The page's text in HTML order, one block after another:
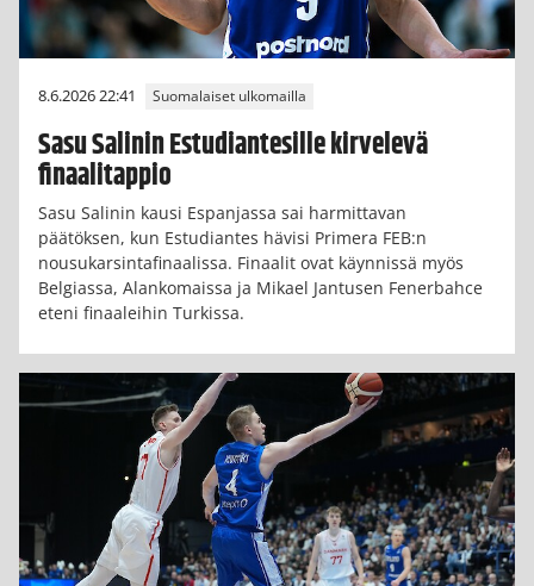
8.6.2026 22:41 Suomalaiset ulkomailla
Sasu Salinin Estudiantesille kirvelevä
finaalitappio
Sasu Salinin kausi Espanjassa sai harmittavan
päätöksen, kun Estudiantes hävisi Primera FEB:n
nousukarsintafinaalissa. Finaalit ovat käynnissä myös
Belgiassa, Alankomaissa ja Mikael Jantusen Fenerbahce
eteni finaaleihin Turkissa.